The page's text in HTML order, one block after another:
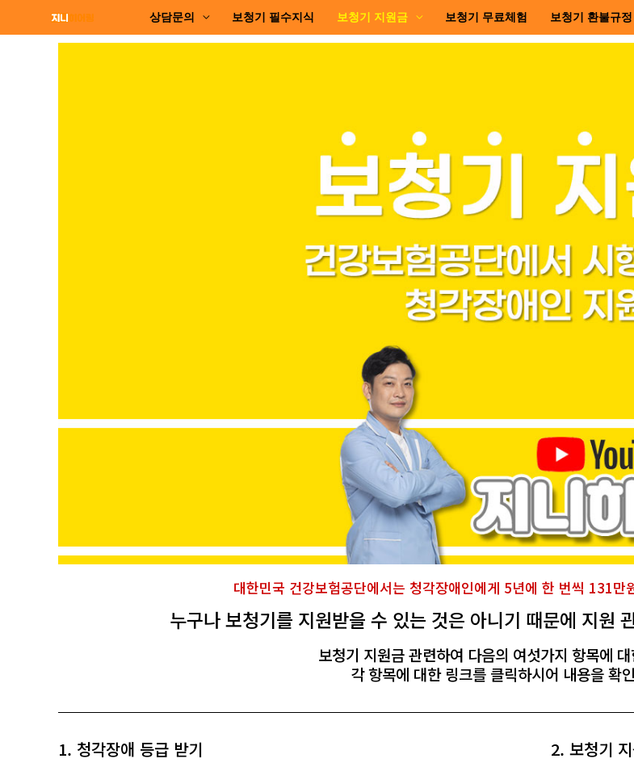
상담문의 보청기 필수지식 보청기 지원금 보청기 무료체험 보청기 환불규정
대한민국 건강보험공단에서는 청각장애인에게 5년에 한 번씩 131만
누구나 보청기를 지원받을 수 있는 것은 아니기 때문에 지원
보청기 지원금 관련하여 다음의 여섯가지 항목에
각 항목에 대한 링크를 클릭하시어 내용을 확
1. 청각장애 등급 받기 2. 보청기